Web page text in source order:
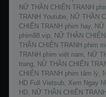
NỮ THẦN CHIẾN TRANH
TRANH Youtube, NỮ THẦN
CHIẾN TRANH phim hay,
phim88.vip, NỮ THẦN
THẦN CHIẾN TRANH phim
TRANH phim việt nam, NỮ
trang, NỮ THẦN CHIẾN
CHIẾN TRANH phim tâm lý,
HD Full Vietsub, Xem Ngay
HD, NỮ THẦN CHIẾN